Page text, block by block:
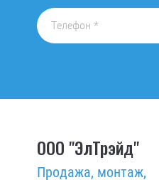
ООО "ЭлТрэйд"
Продажа, монтаж,